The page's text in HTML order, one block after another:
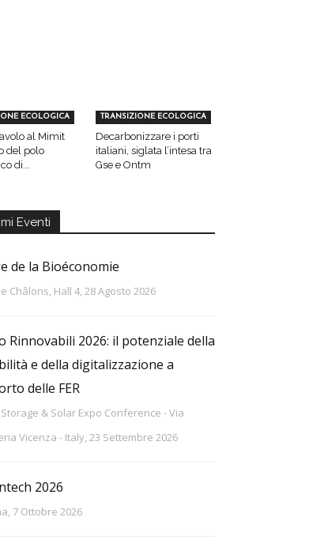
ECOLOGICA
al Mimit
del polo
di...
TRANSIZIONE ECOLOGICA
Decarbonizzare i porti
italiani, siglata l’intesa tra
Gse e Ontm
Eventi
de la Bioéconomie
Châlons, Hall 4, 28 Agosto 2026
Rinnovabili 2026: il potenziale della
e della digitalizzazione a
delle FER
Storage & Solar Expo Conference - Via
Vicenza - Italy, 23 Settembre 2026
2026
7 Ottobre 2026